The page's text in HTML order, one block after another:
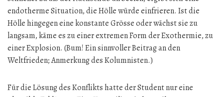
endotherme Situation, die Hölle würde einfrieren. Ist die
Hölle hingegen eine konstante Grösse oder wächst sie zu
langsam, käme es zu einer extremen Form der Exothermie, zu
einer Explosion. (Bum! Ein sinnvoller Beitrag an den
Weltfrieden; Anmerkung des Kolumnisten.)
Für die Lösung des Konflikts hatte der Student nur eine